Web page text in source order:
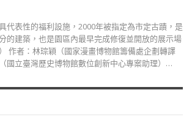
代表性的福利設施，2000年被指定為市定古蹟，是
的建築，也是園區內最早完成修復並開放的展示場
作者：林琮穎（國家漫畫博物館籌備處企劃轉譯
國立臺灣歷史博物館數位創新中心專案助理）…